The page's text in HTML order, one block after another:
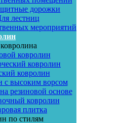
дорожки
лестниц
мероприятий
ковролин
ковролин
ковролин
с высоким ворсом
резиновой основе
ковролин
плитка
по стилям